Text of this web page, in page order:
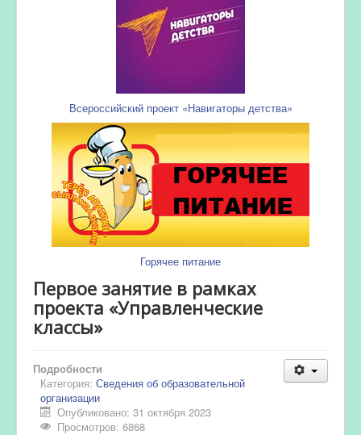
Всероссийский проект «Навигаторы детства»
Горячее питание
Первое занятие в рамках
проекта «Управленческие
классы»
Подробности
Категория: Сведения об образовательной
организации
Опубликовано: 31 октября 2023
Просмотров: 6868